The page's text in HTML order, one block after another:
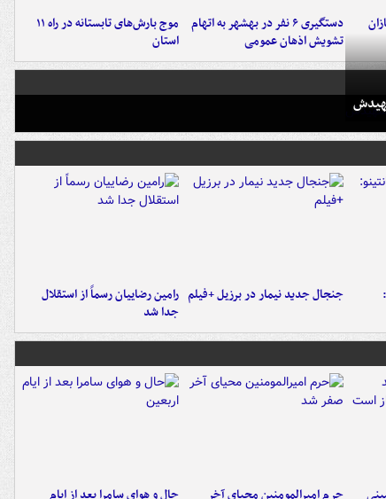
دستگیری ۶ نفر در بهشهر به اتهام
تشویش اذهان عمومی
موج بارش‌های تابستانه در راه ۱۱
استان
جنجال جدید نیمار در برزیل +فیلم رامین رضاییان رسماً از استقلال
جدا شد
حرم امیرالمومنین محیای آخر حال و هوای سامرا بعد از ایام